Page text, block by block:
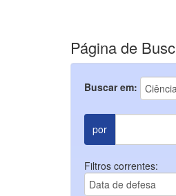
Página de
Buscar em:
por
Filtros correntes: